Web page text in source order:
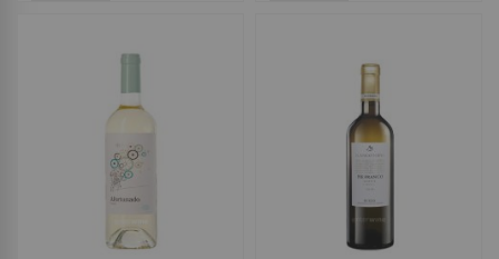
Añadir a la Lista de Deseos Añadir a la